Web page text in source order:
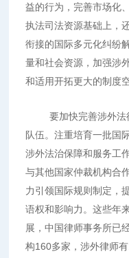
益的行为，完善市场化
执法司法资源基础上，
衔接的国际多元化纠纷
量和社会资源，加强涉
和适用开拓更大的制度空
要加快完善涉外
队伍。注重培育一批国
涉外法治保障和服务工
与其他国家仲裁机构合
力引领国际规则制定，
语权和影响力。这些年
展，中国律师事务所已
构160多家，涉外律师